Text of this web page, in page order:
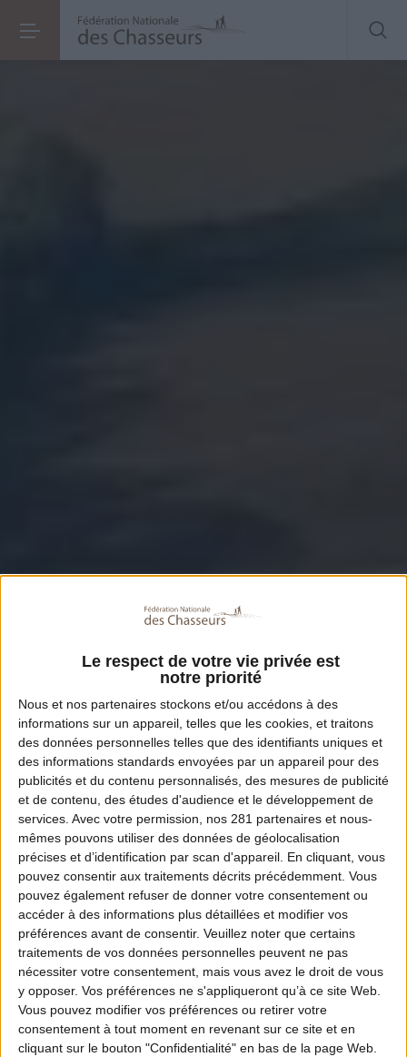
Le respect de votre vie privée est
notre priorité
Nous et nos partenaires stockons et/ou accédons à des
informations sur un appareil, telles que les cookies, et traitons
des données personnelles telles que des identifiants uniques et
des informations standards envoyées par un appareil pour des
publicités et du contenu personnalisés, des mesures de publicité
et de contenu, des études d'audience et le développement de
services. Avec votre permission, nos 281 partenaires et nous-
mêmes pouvons utiliser des données de géolocalisation
précises et d’identification par scan d'appareil. En cliquant, vous
pouvez consentir aux traitements décrits précédemment. Vous
pouvez également refuser de donner votre consentement ou
accéder à des informations plus détaillées et modifier vos
préférences avant de consentir. Veuillez noter que certains
traitements de vos données personnelles peuvent ne pas
nécessiter votre consentement, mais vous avez le droit de vous
y opposer. Vos préférences ne s'appliqueront qu’à ce site Web.
Vous pouvez modifier vos préférences ou retirer votre
consentement à tout moment en revenant sur ce site et en
cliquant sur le bouton "Confidentialité" en bas de la page Web.